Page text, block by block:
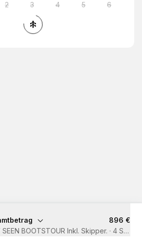
2 3 4 5 6
896 €
BOOTSTOUR Inkl. Skipper. · 4 Std.